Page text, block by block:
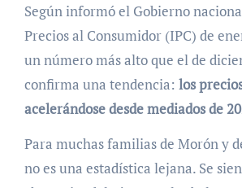
Según informó el Gobierno
Precios al Consumidor (IPC) de
un número más alto que el de
confirma una tendencia: los
acelerándose desde mediados de
Para muchas familias de Morón y
no es una estadística lejana. Se